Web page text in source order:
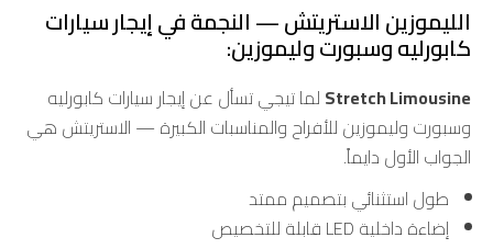
الليموزين الاستريتش — النجمة في إيجار سيارات
كابورليه وسبورت وليموزين:
Stretch Limousine لما تيجي تسأل عن إيجار سيارات كابورليه
وسبورت وليموزين للأفراح والمناسبات الكبيرة — الاستريتش هي
الجواب الأول دايماً.
طول استثنائي بتصميم ممتد
إضاءة داخلية LED قابلة للتخصيص